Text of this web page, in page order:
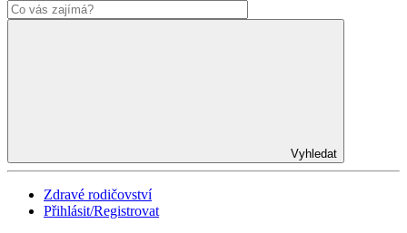
Vyhledat
Zdravé rodičovství
Přihlásit/Registrovat